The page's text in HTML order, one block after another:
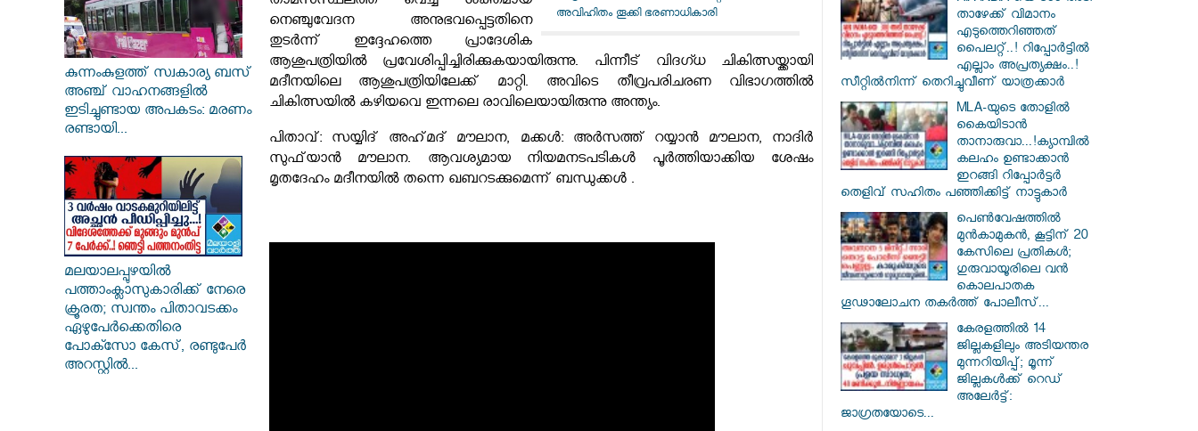
കുന്നംകുളത്ത് സ്വകാര്യ ബസ്
അഞ്ച് വാഹനങ്ങളിൽ
ഇടിച്ചുണ്ടായ അപകടം: മരണം
രണ്ടായി...
മലയാലപ്പുഴയിൽ
പത്താംക്ലാസുകാരിക്ക് നേരെ
ക്രൂരത; സ്വന്തം പിതാവടക്കം
ഏഴുപേർക്കെതിരെ
പോക്സോ കേസ്, രണ്ടുപേർ
അറസ്റ്റിൽ...
അവിഹിതം തൂക്കി ഭരണാധികാരി
നെഞ്ചുവേദന അനുഭവപ്പെട്ടതിനെ
തുടർന്ന് ഇദ്ദേഹത്തെ പ്രാദേശിക
ആശുപത്രിയിൽ പ്രവേശിപ്പിച്ചിരിക്കുകയായിരുന്നു. പിന്നീട് വിദഗ്ധ ചികിത്സയ്ക്കായി
മദീനയിലെ ആശുപത്രിയിലേക്ക് മാറ്റി. അവിടെ തീവ്രപരിചരണ വിഭാഗത്തിൽ
ചികിത്സയിൽ കഴിയവെ ഇന്നലെ രാവിലെയായിരുന്നു അന്ത്യം.
പിതാവ്: സയ്യിദ് അഹ്‌മദ്‌ മൗലാന, മക്കൾ: അർസത്ത് റയ്യാൻ മൗലാന, നാദിർ
സുഫ്‌യാൻ മൗലാന. ആവശ്യമായ നിയമനടപടികൾ പൂർത്തിയാക്കിയ ശേഷം
മൃതദേഹം മദീനയിൽ തന്നെ ഖബറടക്കുമെന്ന് ബന്ധുക്കൾ .
താഴേക്ക് വിമാനം
എടുത്തെറിഞ്ഞത്
പൈലറ്റ്..! റിപ്പോർട്ടിൽ
എല്ലാം അപ്രത്യക്ഷം..!
സീറ്റിൽനിന്ന് തെറിച്ചുവീണ് യാത്രക്കാർ
MLA-യുടെ തോളിൽ
കൈയിടാൻ
താനാരുവാ...!ക്യാമ്പിൽ
കലഹം ഉണ്ടാക്കാൻ
ഇറങ്ങി റിപ്പോർട്ടർ
തെളിവ് സഹിതം പഞ്ഞിക്കിട്ട് നാട്ടുകാർ
പെൺവേഷത്തിൽ
മുൻകാമുകൻ, കൂട്ടിന് 20
കേസിലെ പ്രതികൾ;
ഗുരുവായൂരിലെ വൻ
കൊലപാതക
ഗൂഢാലോചന തകർത്ത് പോലീസ്...
കേരളത്തിൽ 14
ജില്ലകളിലും അടിയന്തര
മുന്നറിയിപ്പ്; മൂന്ന്
ജില്ലകൾക്ക് റെഡ്
അലേർട്ട്:
ജാഗ്രതയോടെ...